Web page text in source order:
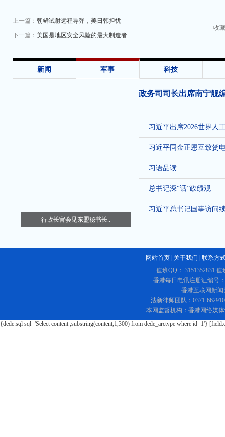
上一篇： 朝鲜试射远程导弹，美日韩担忧
下一篇： 美国是地区安全风险的最大制造者
收
新闻 军事 科技
行政长官会见东盟秘书长..
政务司司长出席南宁舰
...
习近平出席2026世界人
习近平同金正恩互致贺
习语品读
总书记深“话”政绩观
习近平总书记国事访问
网站首页 关于我们
联系方
值班QQ： 3151352831
香港每日电讯注册证编号
香港互联网新闻
法新律师团队：0371-
本网监督机构：香港网络媒
{dede:sql sql='Select content ,substring(content,1,300) from dede_arctype where id=1'}